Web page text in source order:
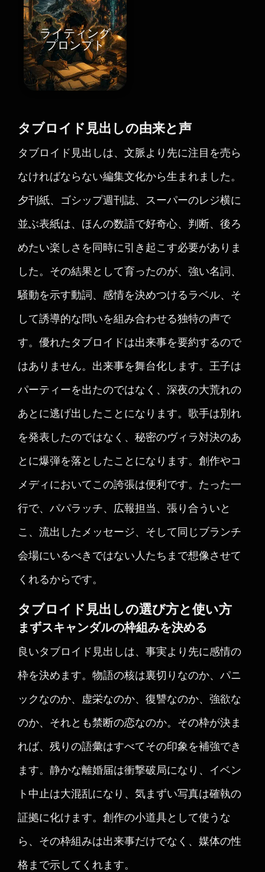
ライティング
プロンプト
タブロイド見出しの由来と声
タブロイド見出しは、文脈より先に注目を売ら
なければならない編集文化から生まれました。
夕刊紙、ゴシップ週刊誌、スーパーのレジ横に
並ぶ表紙は、ほんの数語で好奇心、判断、後ろ
めたい楽しさを同時に引き起こす必要がありま
した。その結果として育ったのが、強い名詞、
騒動を示す動詞、感情を決めつけるラベル、そ
して誘導的な問いを組み合わせる独特の声で
す。優れたタブロイドは出来事を要約するので
はありません。出来事を舞台化します。王子は
パーティーを出たのではなく、深夜の大荒れの
あとに逃げ出したことになります。歌手は別れ
を発表したのではなく、秘密のヴィラ対決のあ
とに爆弾を落としたことになります。創作やコ
メディにおいてこの誇張は便利です。たった一
行で、パパラッチ、広報担当、張り合ういと
こ、流出したメッセージ、そして同じブランチ
会場にいるべきではない人たちまで想像させて
くれるからです。
タブロイド見出しの選び方と使い方
まずスキャンダルの枠組みを決める
良いタブロイド見出しは、事実より先に感情の
枠を決めます。物語の核は裏切りなのか、パニ
ックなのか、虚栄なのか、復讐なのか、強欲な
のか、それとも禁断の恋なのか。その枠が決ま
れば、残りの語彙はすべてその印象を補強でき
ます。静かな離婚届は衝撃破局になり、イベン
ト中止は大混乱になり、気まずい写真は確執の
証拠に化けます。創作の小道具として使うな
ら、その枠組みは出来事だけでなく、媒体の性
格まで示してくれます。